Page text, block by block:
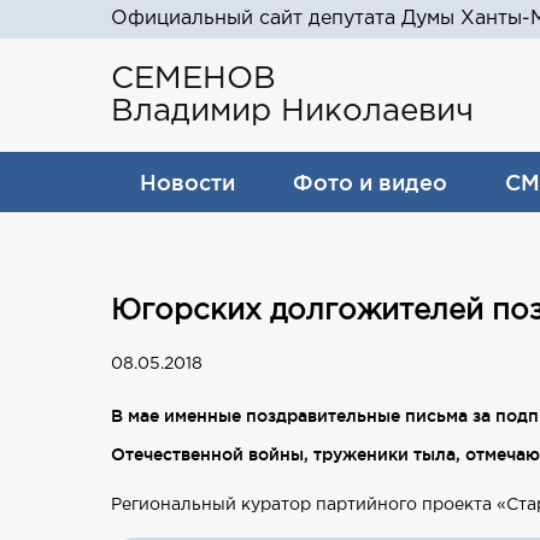
Официальный сайт депутата Думы Ханты-
СЕМЕНОВ
Владимир Николаевич
Новости Фото и видео
Югорских долгожителей
08.05.2018
В мае именные поздравительные письма за
Отечественной войны, труженики тыла,
Региональный куратор партийного проекта